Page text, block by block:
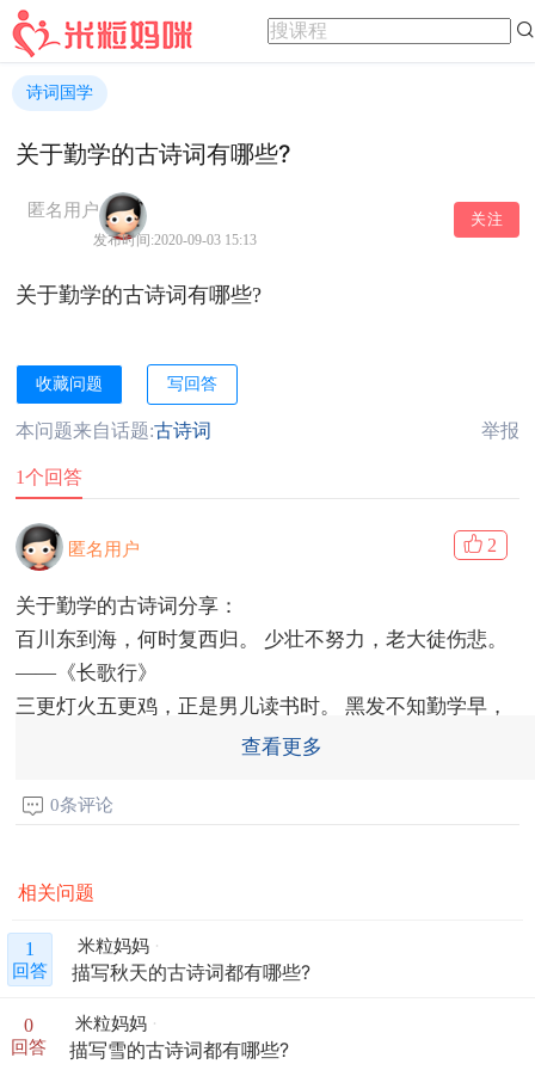
诗词国学
关于勤学的古诗词有哪些?
匿名用户 关注
发布时间:2020-09-03 15:13
关于勤学的古诗词有哪些?
收藏问题 写回答
本问题来自话题:古诗词 举报
1个回答
匿名用户 2
关于勤学的古诗词分享：
百川东到海，何时复西归。 少壮不努力，老大徒伤悲。
——《长歌行》
三更灯火五更鸡，正是男儿读书时。 黑发不知勤学早，
白首方悔读书迟。——颜真卿《劝学》
——刘过《书院》
古人学问无遗力，少壮工夫老始成。纸上得来终觉浅，
绝知此事要躬行。——陆游《冬夜读书示子聿》
少年易学老难成，一寸光阴不可轻。 ——朱熹《偶成》
盛年不重来，一日难再晨。 及时当勉励，岁月不待人。
查看更多
0条评论
相关问题
1
回答
米粒妈妈
描写秋天的古诗词都有哪些?
0
回答
米粒妈妈
描写雪的古诗词都有哪些?